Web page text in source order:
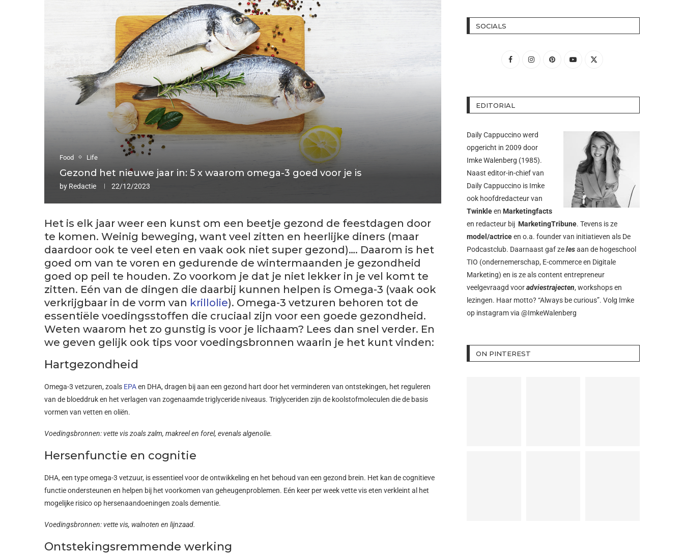
Food Life
Gezond het nieuwe jaar in: 5 x waarom omega-3 goed voor je is
by Redactie 22/12/2023
Het is elk jaar weer een kunst om een beetje gezond de feestdagen door
te komen. Weinig beweging, want veel zitten en heerlijke diners (maar
daardoor ook te veel eten en vaak ook niet super gezond)…. Daarom is het
goed om van te voren en gedurende de wintermaanden je gezondheid
goed op peil te houden. Zo voorkom je dat je niet lekker in je vel komt te
zitten. Eén van de dingen die daarbij kunnen helpen is Omega-3 (vaak ook
verkrijgbaar in de vorm van krillolie). Omega-3 vetzuren behoren tot de
essentiële voedingsstoffen die cruciaal zijn voor een goede gezondheid.
Weten waarom het zo gunstig is voor je lichaam? Lees dan snel verder. En
we geven gelijk ook tips voor voedingsbronnen waarin je het kunt vinden:
Hartgezondheid
Omega-3 vetzuren, zoals EPAen DHA, dragen bij aan een gezond hart door het verminderen van ontstekingen, het reguleren
van de bloeddruk en het verlagen van zogenaamde triglyceride niveaus. Triglyceriden zijn de koolstofmoleculen die de basis
vormen van vetten en oliën.
Voedingsbronnen: vette vis zoals zalm, makreel en forel, evenals algenolie.
Hersenfunctie en cognitie
DHA, een type omega-3 vetzuur, is essentieel voor de ontwikkeling en het behoud van een gezond brein. Het kan de cognitieve
functie ondersteunen en helpen bij het voorkomen van geheugenproblemen. Eén keer per week vette vis eten verkleint al het
mogelijke risico op hersenaandoeningen zoals dementie.
Voedingsbronnen: vette vis, walnoten en lijnzaad.
Ontstekingsremmende werking
SOCIALS
EDITORIAL
Daily Cappuccino werd
opgericht in 2009 door
Imke Walenberg (1985).
Naast editor-in-chief van
Daily Cappuccino is Imke
ook hoofdredacteur van
Twinkleen Marketingfacts
en redacteur bij MarketingTribune. Tevens is ze
model/actriceen o.a. founder van initiatieven als De
Podcastclub. Daarnaast gaf zelesaan de hogeschool
TIO (ondernemerschap, E-commerce en Digitale
Marketing) en is ze als content entrepreneur
veelgevraagd vooradviestrajecten, workshops en
lezingen. Haar motto? “Always be curious”. Volg Imke
op instagram via @ImkeWalenberg
ON PINTEREST